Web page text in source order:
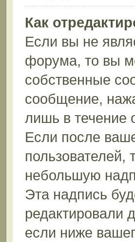
Как
Если вы не
форума, то вы
собственные
сообщение,
лишь в течение
Если после
пользователей,
небольшую
Эта надпись
редактировали
если ниже